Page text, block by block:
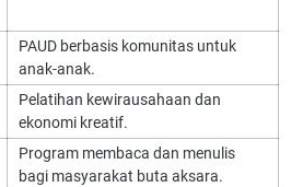
PAUD berbasis komunitas untuk
anak-anak.
Pelatihan kewirausahaan dan
ekonomi kreatif.
Program membaca dan menulis
bagi masyarakat buta aksara.